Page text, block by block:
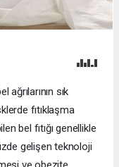
ağrılarının sık
fıtıklaşma
bel fıtığı genellikle
gelişen teknoloji